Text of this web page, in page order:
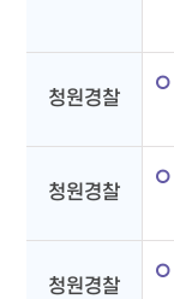
청원경찰
청원경찰
청원경찰